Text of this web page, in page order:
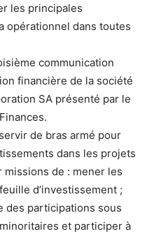
les principales
opérationnel dans toutes
communication
financière de la société
SA présenté par le
de bras armé pour
dans les projets
missions de : mener les
d’investissement ;
des participations sous
et participer à